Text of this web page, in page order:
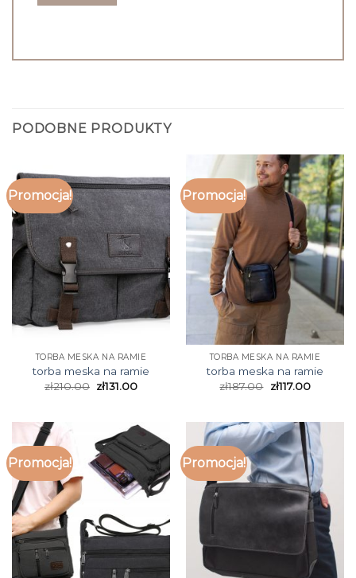
PODOBNE PRODUKTY
Promocja!
TORBA MESKA NA RAMIE
torba meska na ramie
zł210.00 zł131.00
Promocja!
TORBA MESKA NA RAMIE
torba meska na ramie
zł187.00 zł117.00
Promocja! Promocja!